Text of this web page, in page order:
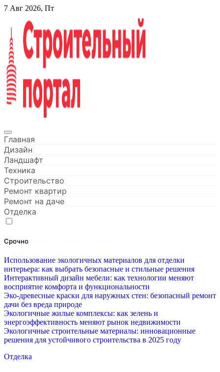
Перейти
содержанию
7 Авг 2026, Пт
Строительный портал
Главная
Дизайн
Ландшафт
Техника
Строительство
Ремонт квартир
Ремонт на даче
Отделка
Срочно
Использование экологичных материалов для отделки
интерьера: как выбрать безопасные и стильные решения
Интерактивный дизайн мебели: как технологии меняют
восприятие комфорта и функциональности
Эко-древесные краски для наружных стен: безопасный ремонт
дачи без вреда природе
Экологичные жилые комплексы: как зелень и
энергоэффективность меняют рынок недвижимости
Экологичные строительные материалы: инновационные
решения для устойчивого строительства в 2025 году
Отделка